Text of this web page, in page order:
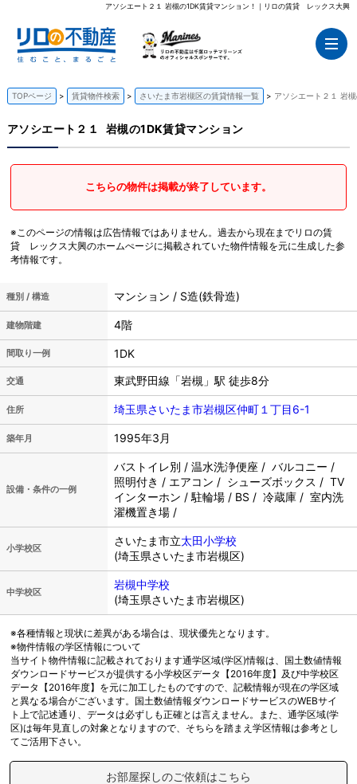
アソシエート２１ 岩槻の1DK賃貸マンション！｜リロの賃貸 レックス大興
TOPページ 賃貸物件検索 さいたま市岩槻区の賃貸情報一覧 アソシエート２１ 岩
アソシエート２１ 岩槻の1DK賃貸マンション
こちらの物件は掲載が終了しています。
※このページの情報は広告情報ではありません。過去から現在までリロの賃
貸 レックス大興のホームぺージに掲載されていた物件情報を元に生成した参
考情報です。
種別 / 構造 マンション / S造(鉄骨造)
建物階建 4階
間取り一例 1DK
交通 東武野田線「岩槻」駅 徒歩8分
住所 埼玉県さいたま市岩槻区仲町１丁目6-1
築年月 1995年3月
設備・条件の一例
バストイレ別 / 温水洗浄便座 / バルコニー /
照明付き / エアコン / シューズボックス / TV
インターホン / 駐輪場 / BS / 冷蔵庫 / 室内洗
濯機置き場 /
小学校区
さいたま市立太田小学校
(埼玉県さいたま市岩槻区)
中学校区
岩槻中学校
(埼玉県さいたま市岩槻区)
※各種情報と現状に差異がある場合は、現状優先となります。
※物件情報の学区情報について
当サイト物件情報に記載されております通学区域(学区)情報は、国土数値情報
ダウンロードサービスが提供する小学校区データ【2016年度】及び中学校区
データ【2016年度】を元に加工したものですので、記載情報が現在の学区域
と異なる場合がございます。国土数値情報ダウンロードサービスのWEBサイ
ト上で記述通り、データは必ずしも正確とは言えません。また、通学区域(学
区)は毎年見直しの対象となりますので、そちらを踏まえ学区情報は参考とし
てご活用下さい。
お部屋探しのご依頼はこちら